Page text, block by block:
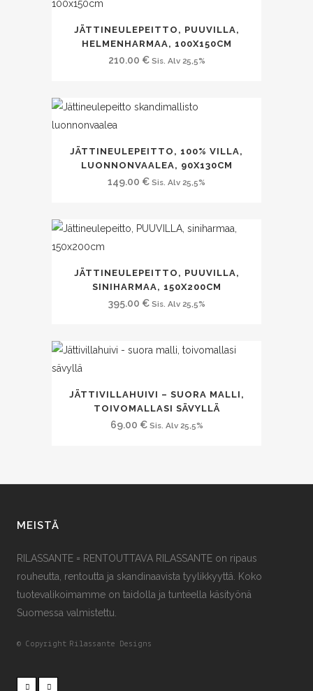
JÄTTINEULEPEITTO, PUUVILLA,
HELMENHARMAA, 100X150CM
210.00 € Sis. Alv 25,5%
JÄTTINEULEPEITTO, 100% VILLA,
LUONNONVAALEA, 90X130CM
149.00 € Sis. Alv 25,5%
JÄTTINEULEPEITTO, PUUVILLA,
SINIHARMAA, 150X200CM
395.00 € Sis. Alv 25,5%
JÄTTIVILLAHUIVI – SUORA MALLI,
TOIVOMALLASI SÄVYLLÄ
69.00 € Sis. Alv 25,5%
MEISTÄ
RILASSANTE = RENTOUTTAVA RILASSANTE on ripaus
rouheutta, rentoutta ja skandinaavista tyylikkyyttä. Koko
tuotevalikoimamme on taidolla ja tunteella käsityönä
Suomessa valmistettu.
© Copyright Rilassante Designs